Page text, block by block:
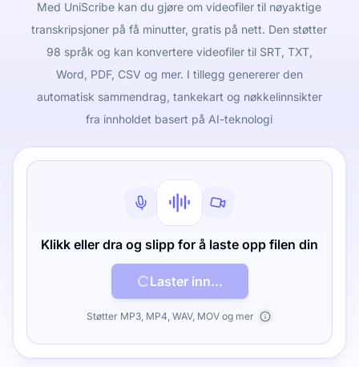
Med UniScribe kan du gjøre om videofiler til nøyaktige
transkripsjoner på få minutter, gratis på nett. Den støtter
98 språk og kan konvertere videofiler til SRT, TXT,
Word, PDF, CSV og mer. I tillegg genererer den
automatisk sammendrag, tankekart og nøkkelinnsikter
fra innholdet basert på AI-teknologi
Klikk eller dra og slipp for å laste opp filen din
Laster inn...
Støtter MP3, MP4, WAV, MOV og mer